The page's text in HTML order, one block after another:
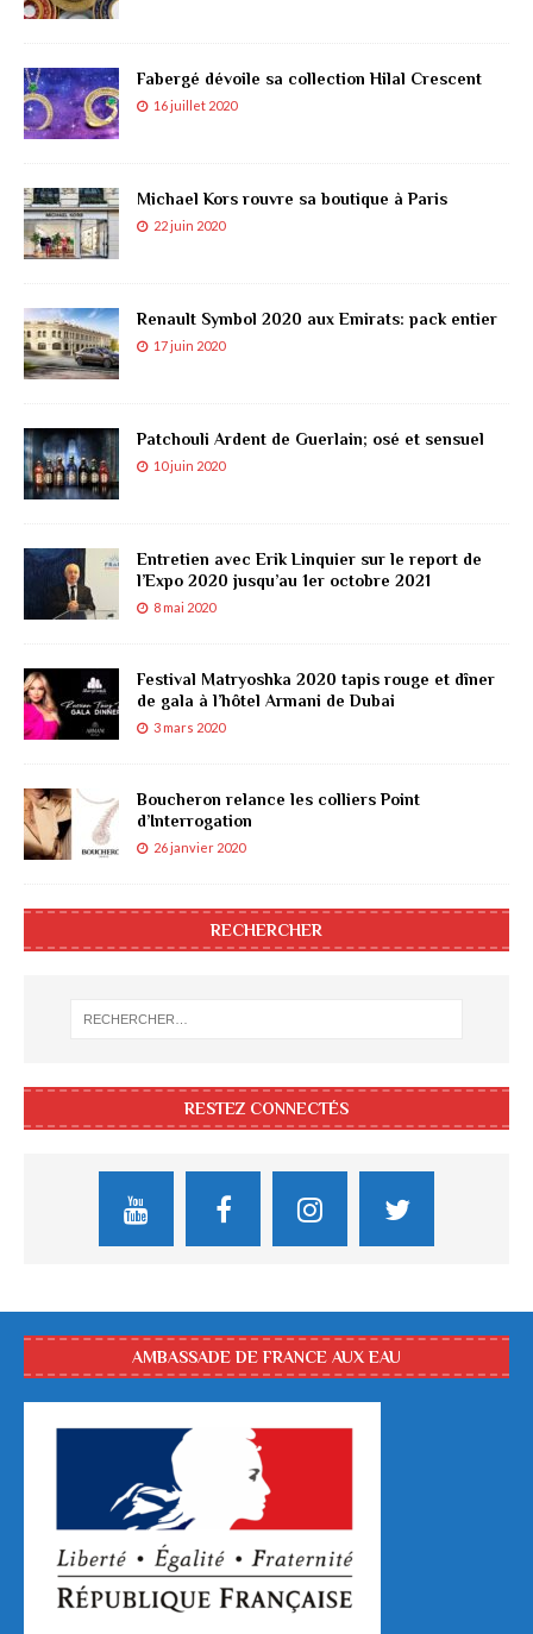
Fabergé dévoile sa collection Hilal Crescent
16 juillet 2020
Michael Kors rouvre sa boutique à Paris
22 juin 2020
Renault Symbol 2020 aux Emirats: pack entier
17 juin 2020
Patchouli Ardent de Guerlain; osé et sensuel
10 juin 2020
Entretien avec Erik Linquier sur le report de
l’Expo 2020 jusqu’au 1er octobre 2021
8 mai 2020
Festival Matryoshka 2020 tapis rouge et dîner
de gala à l’hôtel Armani de Dubai
3 mars 2020
Boucheron relance les colliers Point
d’Interrogation
26 janvier 2020
RECHERCHER
RESTEZ CONNECTÉS
AMBASSADE DE FRANCE AUX EAU